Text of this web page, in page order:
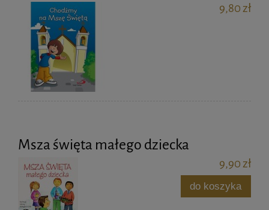
9,80 zł
Msza święta małego dziecka
9,90 zł
do koszyka